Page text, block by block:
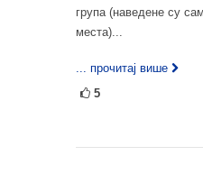
група (наведене су
места)...
... прочитај више
5